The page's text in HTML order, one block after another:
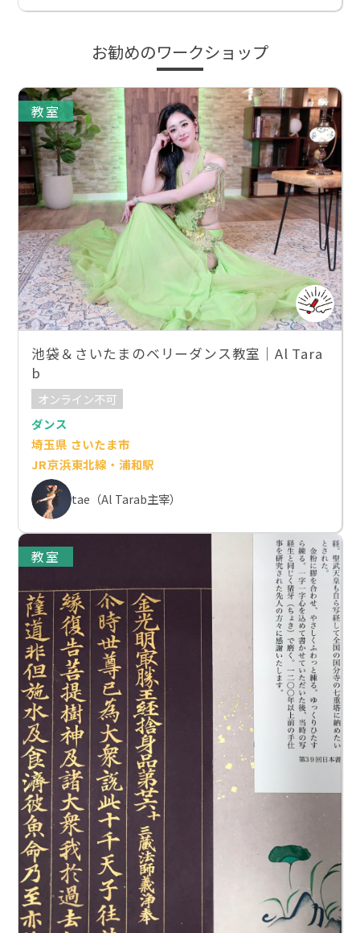
お勧めのワークショップ
教室
池袋＆さいたまのベリーダンス教室｜Al Tara
b
オンライン不可
ダンス
埼玉県 さいたま市
JR京浜東北線・浦和駅
tae（Al Tarab主宰）
教室